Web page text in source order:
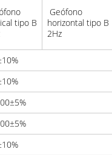
tipo B
Geófono
horizontal tipo B
2Hz